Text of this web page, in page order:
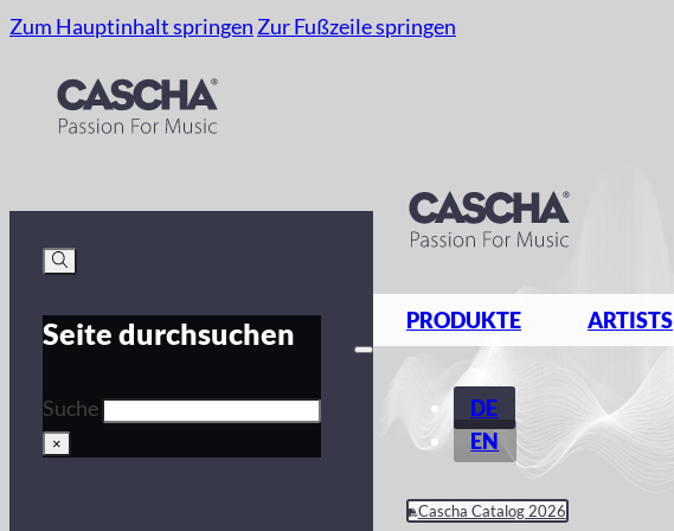
Zum Hauptinhalt springen Zur Fußzeile springen
Seite durchsuchen
Suche
×
PRODUKTE ARTISTS
DE
EN
Cascha Catalog 2026